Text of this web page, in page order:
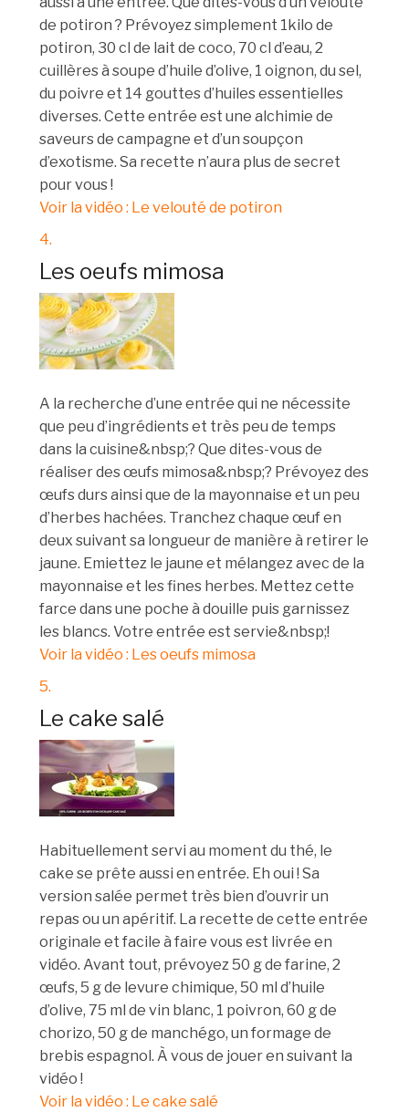
de potiron ? Prévoyez simplement 1kilo de
potiron, 30 cl de lait de coco, 70 cl d’eau, 2
cuillères à soupe d’huile d’olive, 1 oignon, du sel,
du poivre et 14 gouttes d’huiles essentielles
diverses. Cette entrée est une alchimie de
saveurs de campagne et d’un soupçon
d’exotisme. Sa recette n’aura plus de secret
pour vous !
Voir la vidéo : Le velouté de potiron
4.
Les oeufs mimosa
A la recherche d’une entrée qui ne nécessite
que peu d’ingrédients et très peu de temps
dans la cuisine&nbsp;? Que dites-vous de
réaliser des œufs mimosa&nbsp;? Prévoyez des
œufs durs ainsi que de la mayonnaise et un peu
d’herbes hachées. Tranchez chaque œuf en
deux suivant sa longueur de manière à retirer le
jaune. Emiettez le jaune et mélangez avec de la
mayonnaise et les fines herbes. Mettez cette
farce dans une poche à douille puis garnissez
les blancs. Votre entrée est servie&nbsp;!
Voir la vidéo : Les oeufs mimosa
5.
Le cake salé
Habituellement servi au moment du thé, le
cake se prête aussi en entrée. Eh oui ! Sa
version salée permet très bien d’ouvrir un
repas ou un apéritif. La recette de cette entrée
originale et facile à faire vous est livrée en
vidéo. Avant tout, prévoyez 50 g de farine, 2
œufs, 5 g de levure chimique, 50 ml d’huile
d’olive, 75 ml de vin blanc, 1 poivron, 60 g de
chorizo, 50 g de manchégo, un formage de
brebis espagnol. À vous de jouer en suivant la
vidéo !
Voir la vidéo : Le cake salé